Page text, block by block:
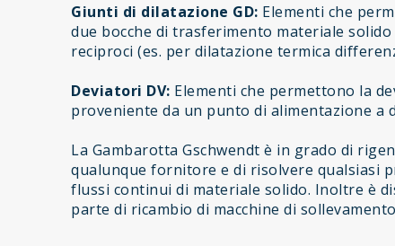
Giunti di dilatazione GD: Elementi che
due bocche di trasferimento materiale
reciproci (es. per dilatazione termica
Deviatori DV: Elementi che permettono la
proveniente da un punto di alimentazione a
La Gambarotta Gschwendt è in grado di
qualunque fornitore e di risolvere qualsiasi
flussi continui di materiale solido. Inoltre è
parte di ricambio di macchine di